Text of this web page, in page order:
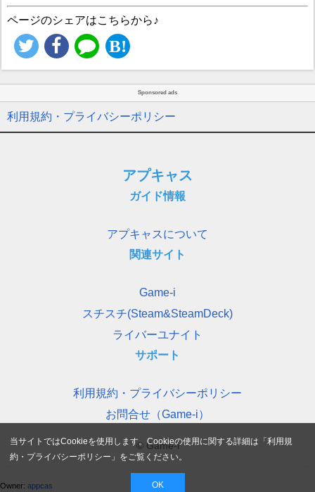
ページのシェアはこちらから♪
Sponsored ads
利用規約・プライバシーポリシー
アプキャス
ガイド情報
アプキャスについて
関連サイト
Game-i
スチスチ(Steam&SteamDeck)
ライバーユナイト
サポート
利用規約・プライバシーポリシー
お問合せ（Game-i）
© Game-i
Owner: appcas
当サイトではCookieを使用します。Cookieの使用に関する詳細は「利用規
約・プライバシーポリシー 」をご覧ください。
OK